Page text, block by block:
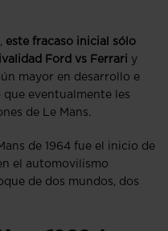
este fracaso inicial sólo
Ford vs Ferrari y
mayor en desarrollo e
eventualmente les
de Le Mans.
de 1964 fue el inicio de
el automovilismo
de dos mundos, dos